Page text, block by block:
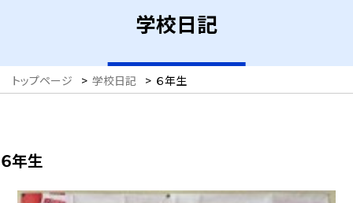
学校日記
トップページ > 学校日記 > ６年生
６年生